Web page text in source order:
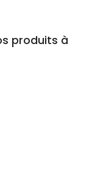
produits à